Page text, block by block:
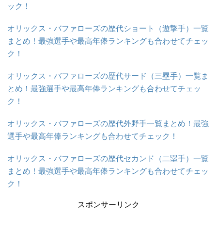
ック！
オリックス・バファローズの歴代ショート（遊撃手）一覧
まとめ！最強選手や最高年俸ランキングも合わせてチェッ
ク！
オリックス・バファローズの歴代サード（三塁手）一覧ま
とめ！最強選手や最高年俸ランキングも合わせてチェッ
ク！
オリックス・バファローズの歴代外野手一覧まとめ！最強
選手や最高年俸ランキングも合わせてチェック！
オリックス・バファローズの歴代セカンド（二塁手）一覧
まとめ！最強選手や最高年俸ランキングも合わせてチェッ
ク！
スポンサーリンク